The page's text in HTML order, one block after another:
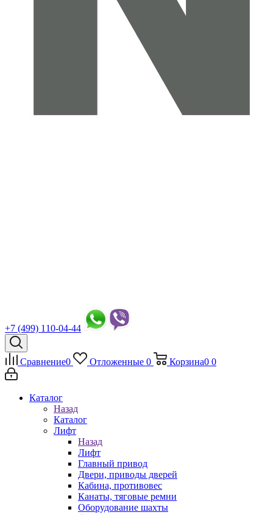
+7 (499) 110-04-44
Сравнение0 Отложенные 0 Корзина0 0
Каталог
Назад
Каталог
Лифт
Назад
Лифт
Главный привод
Двери, приводы дверей
Кабина, противовес
Канаты, тяговые ремни
Оборудование шахты